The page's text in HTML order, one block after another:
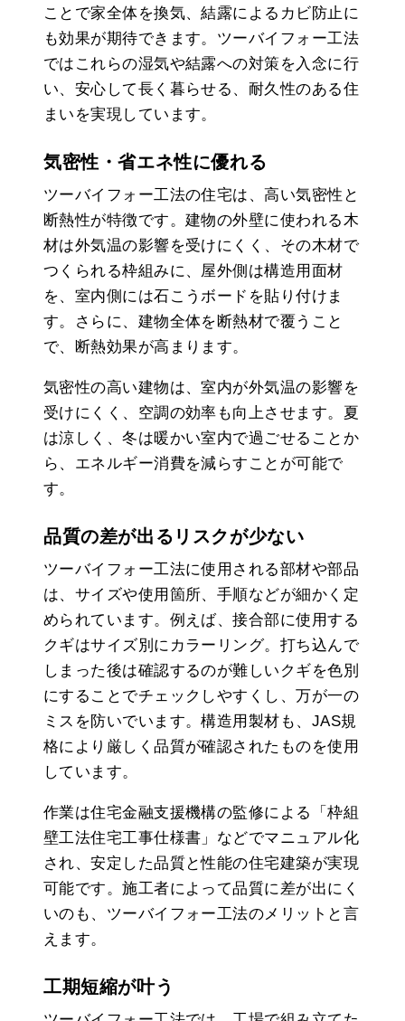
ことで家全体を換気、結露によるカビ防止に
も効果が期待できます。ツーバイフォー工法
ではこれらの湿気や結露への対策を入念に行
い、安心して長く暮らせる、耐久性のある住
まいを実現しています。
気密性・省エネ性に優れる
ツーバイフォー工法の住宅は、高い気密性と
断熱性が特徴です。建物の外壁に使われる木
材は外気温の影響を受けにくく、その木材で
つくられる枠組みに、屋外側は構造用面材
を、室内側には石こうボードを貼り付けま
す。さらに、建物全体を断熱材で覆うこと
で、断熱効果が高まります。
気密性の高い建物は、室内が外気温の影響を
受けにくく、空調の効率も向上させます。夏
は涼しく、冬は暖かい室内で過ごせることか
ら、エネルギー消費を減らすことが可能で
す。
品質の差が出るリスクが少ない
ツーバイフォー工法に使用される部材や部品
は、サイズや使用箇所、手順などが細かく定
められています。例えば、接合部に使用する
クギはサイズ別にカラーリング。打ち込んで
しまった後は確認するのが難しいクギを色別
にすることでチェックしやすくし、万が一の
ミスを防いでいます。構造用製材も、JAS規
格により厳しく品質が確認されたものを使用
しています。
作業は住宅金融支援機構の監修による「枠組
壁工法住宅工事仕様書」などでマニュアル化
され、安定した品質と性能の住宅建築が実現
可能です。施工者によって品質に差が出にく
いのも、ツーバイフォー工法のメリットと言
えます。
工期短縮が叶う